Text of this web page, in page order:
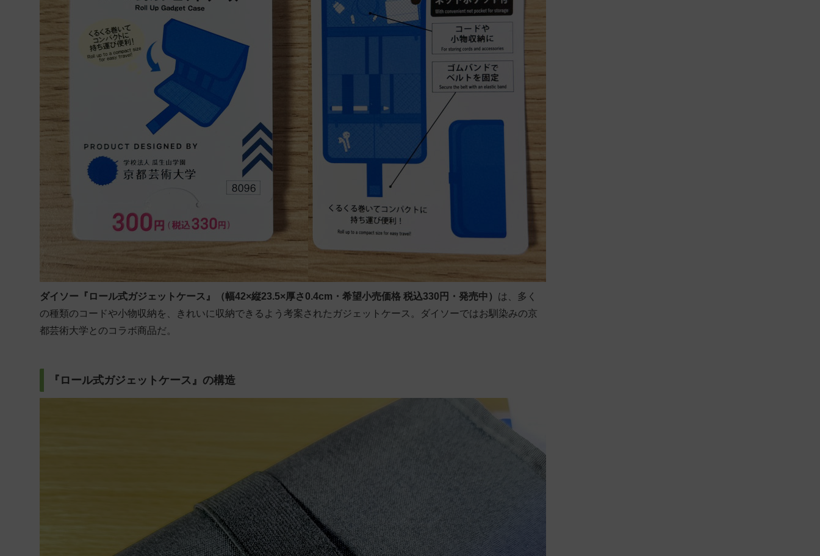
ダイソー『ロール式ガジェットケース』（幅42×縦23.5×厚さ0.4cm・希望小売価格 税込330円・発売中） は、多く
の種類のコードや小物収納を、きれいに収納できるよう考案されたガジェットケース。ダイソーではお馴染みの京
都芸術大学とのコラボ商品だ。
『ロール式ガジェットケース』の構造